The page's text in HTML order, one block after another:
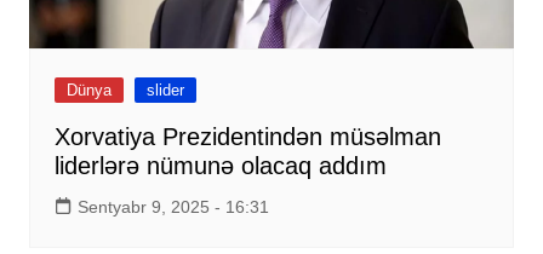
Dünya slider
Xorvatiya Prezidentindən müsəlman
liderlərə nümunə olacaq addım
Sentyabr 9, 2025 - 16:31